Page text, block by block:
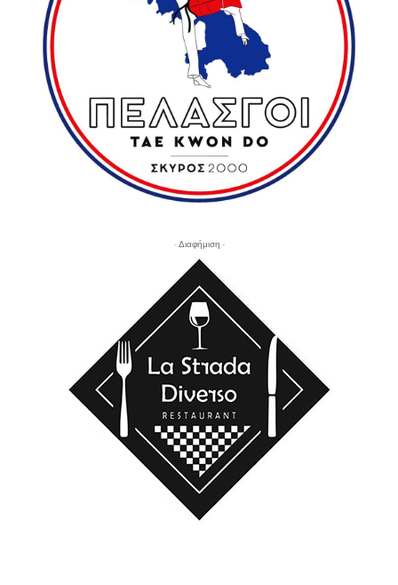
- Διαφήμιση -